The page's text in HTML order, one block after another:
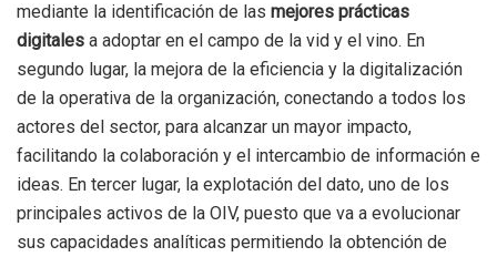
mediante la identificación de las mejores prácticas
digitales a adoptar en el campo de la vid y el vino. En
segundo lugar, la mejora de la eficiencia y la digitalización
de la operativa de la organización, conectando a todos los
actores del sector, para alcanzar un mayor impacto,
facilitando la colaboración y el intercambio de información e
ideas. En tercer lugar, la explotación del dato, uno de los
principales activos de la OIV, puesto que va a evolucionar
sus capacidades analíticas permitiendo la obtención de